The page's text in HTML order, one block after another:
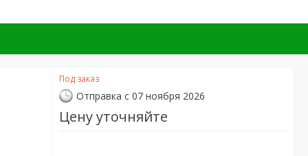
Под заказ
Отправка с 07 ноября 2026
Цену уточняйте